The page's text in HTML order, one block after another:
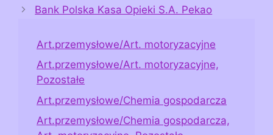
Bank Polska Kasa Opieki S.A. Pekao
Art.przemysłowe/Art. motoryzacyjne
Art.przemysłowe/Art. motoryzacyjne,
Pozostałe
Art.przemysłowe/Chemia gospodarcza
Art.przemysłowe/Chemia gospodarcza,